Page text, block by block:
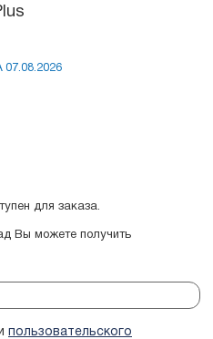
для заказа.
Вы можете получить
пользовательского